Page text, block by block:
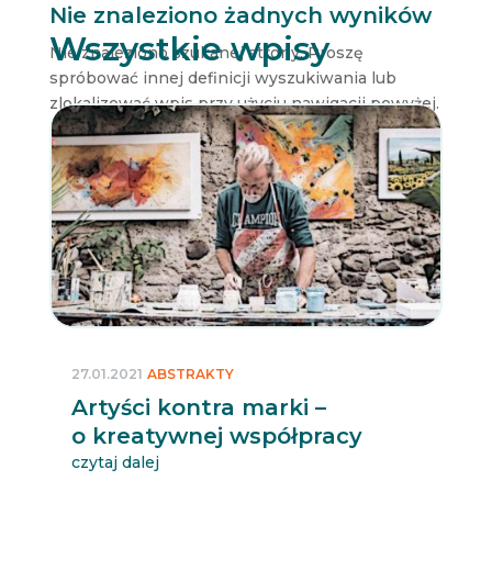
Nie znaleziono żadnych wyników
Nie znaleziono szukanej strony. Proszę
spróbować innej definicji wyszukiwania lub
zlokalizować wpis przy użyciu nawigacji powyżej.
Wszystkie wpisy
Artyści kontra marki –
o kreatywnej współpracy
27.01.2021 ABSTRAKTY
czytaj dalej